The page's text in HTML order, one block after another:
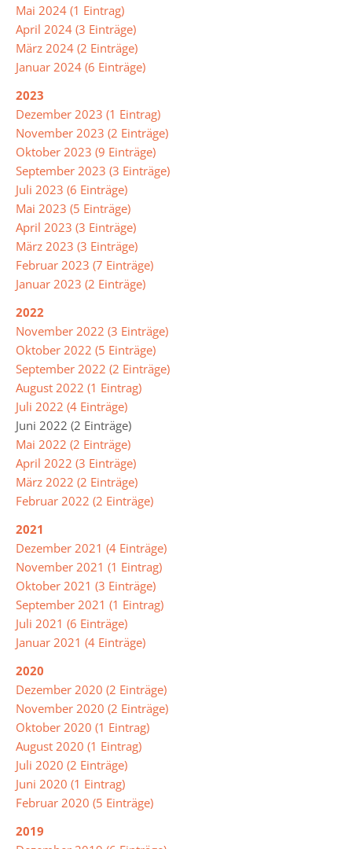
Vertrauenslehrer/in
Förderverein
So
arbeiten
wir
Leitbild
Integrierte
Gesamtschule
Abschlüsse
Ganztagsschule
Lernzeiten
Pausenangebot
Betreuung
Essen
in
der
Umweltschule
Schule
ohne
Digitalisierung
Jugendmedienschutz
Fachbereiche
Mai 2024 (1 Eintrag)
April 2024 (3 Einträge)
März 2024 (2 Einträge)
Januar 2024 (6 Einträge)
2023
Dezember 2023 (1 Eintrag)
November 2023 (2 Einträge)
Oktober 2023 (9 Einträge)
September 2023 (3 Einträge)
Juli 2023 (6 Einträge)
Mai 2023 (5 Einträge)
April 2023 (3 Einträge)
März 2023 (3 Einträge)
Februar 2023 (7 Einträge)
Januar 2023 (2 Einträge)
2022
November 2022 (3 Einträge)
Oktober 2022 (5 Einträge)
September 2022 (2 Einträge)
August 2022 (1 Eintrag)
Juli 2022 (4 Einträge)
Juni 2022 (2 Einträge)
Mai 2022 (2 Einträge)
April 2022 (3 Einträge)
März 2022 (2 Einträge)
Februar 2022 (2 Einträge)
2021
Dezember 2021 (4 Einträge)
November 2021 (1 Eintrag)
Oktober 2021 (3 Einträge)
September 2021 (1 Eintrag)
Juli 2021 (6 Einträge)
Januar 2021 (4 Einträge)
2020
Dezember 2020 (2 Einträge)
November 2020 (2 Einträge)
Oktober 2020 (1 Eintrag)
August 2020 (1 Eintrag)
Juli 2020 (2 Einträge)
Juni 2020 (1 Eintrag)
Februar 2020 (5 Einträge)
2019